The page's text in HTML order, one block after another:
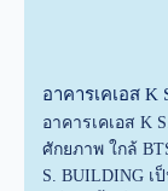
อาคารเคเอส K
อาคารเคเอส K
ศักยภาพ ใกล้
S. BUILDING